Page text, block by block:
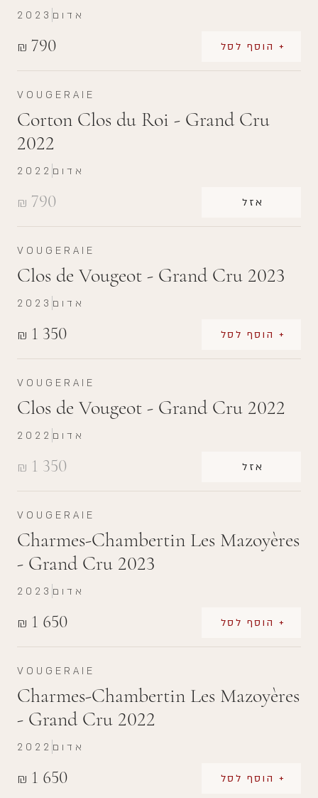
₪ 790 + הוסף לסל
2023 אדום
VOUGERAIE
Corton Clos du Roi - Grand Cru
2022
₪ 790 אזל
2022 אדום
VOUGERAIE
Clos de Vougeot - Grand Cru 2023
₪ 1 350 + הוסף לסל
2023 אדום
VOUGERAIE
Clos de Vougeot - Grand Cru 2022
₪ 1 350 אזל
2022 אדום
VOUGERAIE
Charmes-Chambertin Les Mazoyères
- Grand Cru 2023
₪ 1 650 + הוסף לסל
2023 אדום
VOUGERAIE
Charmes-Chambertin Les Mazoyères
- Grand Cru 2022
₪ 1 650 + הוסף לסל
2022 אדום